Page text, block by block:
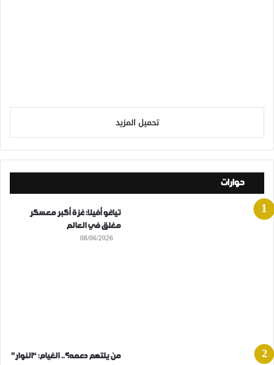
تحميل المزيد
حوارات
تياغو أفيلا: غزة أكبر معسكر
مغلق في العالم
08/06/2026
من يلتهم دعمه؟.. الغيام: “النوار”